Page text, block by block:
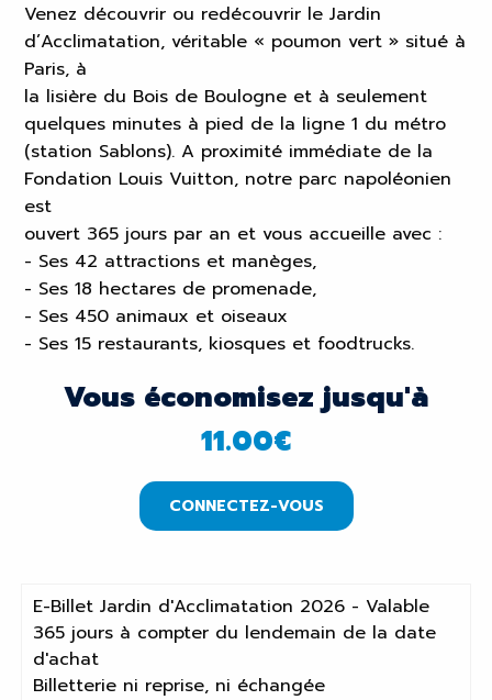
Venez découvrir ou redécouvrir le Jardin
d’Acclimatation, véritable « poumon vert » situé à
Paris, à
la lisière du Bois de Boulogne et à seulement
quelques minutes à pied de la ligne 1 du métro
(station Sablons). A proximité immédiate de la
Fondation Louis Vuitton, notre parc napoléonien
est
ouvert 365 jours par an et vous accueille avec :
- Ses 42 attractions et manèges,
- Ses 18 hectares de promenade,
- Ses 450 animaux et oiseaux
- Ses 15 restaurants, kiosques et foodtrucks.
Vous économisez jusqu'à
11.00€
CONNECTEZ-VOUS
E-Billet Jardin d'Acclimatation 2026 - Valable
365 jours à compter du lendemain de la date
d'achat
Billetterie ni reprise, ni échangée